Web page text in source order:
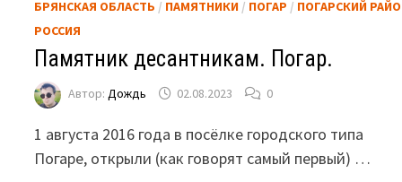
БРЯНСКАЯ ОБЛАСТЬ / ПАМЯТНИКИ / ПОГАР / ПОГАРСКИЙ
РОССИЯ
Памятник десантникам. Погар.
Автор:Дождь 02.08.2023 0
1 августа 2016 года в посёлке городского типа
Погаре, открыли (как говорят самый первый) …